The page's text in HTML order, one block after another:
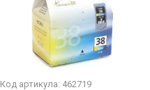
Код артикула: 462719